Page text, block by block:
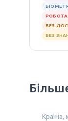
РОБОТА
БЕЗ
БЕЗ
Країна,